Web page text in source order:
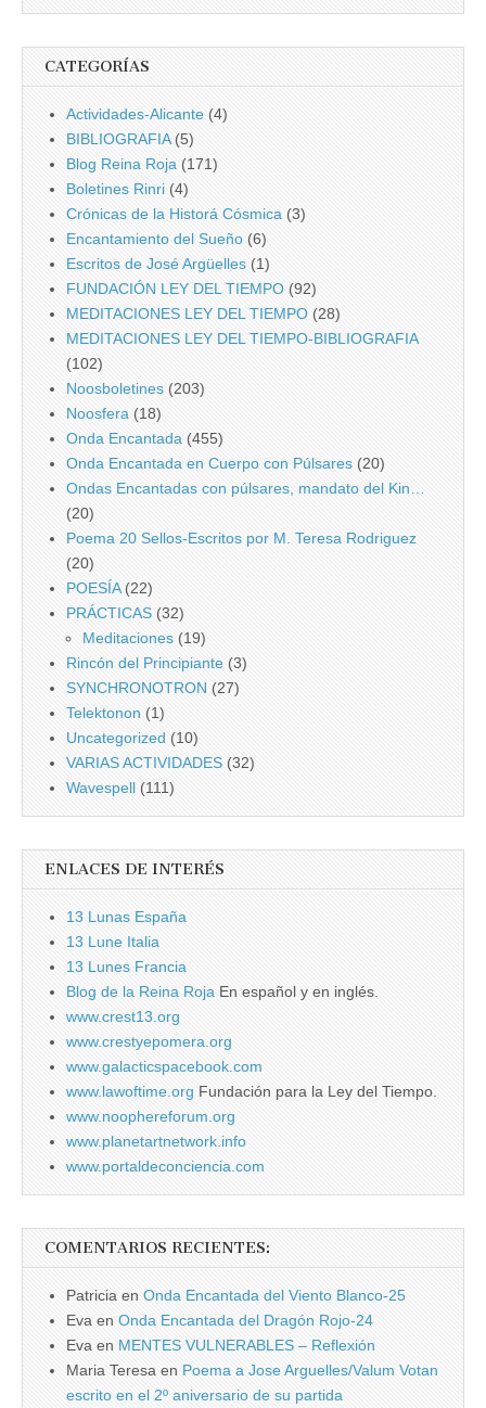
CATEGORÍAS
Actividades-Alicante (4)
BIBLIOGRAFIA(5)
Blog Reina Roja (171)
Boletines Rinri (4)
Crónicas de la Historá Cósmica (3)
Encantamiento del Sueño (6)
Escritos de José Argüelles (1)
FUNDACIÓN LEY DEL TIEMPO (92)
MEDITACIONES LEY DEL TIEMPO (28)
MEDITACIONES LEY DEL TIEMPO-BIBLIOGRAFIA
(102)
Noosboletines (203)
Noosfera (18)
Onda Encantada (455)
Onda Encantada en Cuerpo con Púlsares (20)
Ondas Encantadas con púlsares, mandato del Kin…
(20)
Poema 20 Sellos-Escritos por M. Teresa Rodriguez
(20)
POESÍA(22)
PRÁCTICAS (32)
Meditaciones (19)
Rincón del Principiante (3)
SYNCHRONOTRON (27)
Telektonon (1)
Uncategorized (10)
VARIAS ACTIVIDADES (32)
Wavespell (111)
ENLACES DE INTERÉS
13 Lunas España
13 Lune Italia
13 Lunes Francia
Blog de la Reina Roja En español y en inglés.
www.crest13.org
www.crestyepomera.org
www.galacticspacebook.com
www.lawoftime.org Fundación para la Ley del Tiempo.
www.noophereforum.org
www.planetartnetwork.info
www.portaldeconciencia.com
COMENTARIOS RECIENTES:
Patricia en Onda Encantada del Viento Blanco-25
Eva en Onda Encantada del Dragón Rojo-24
Eva en MENTES VULNERABLES – Reflexión
Maria Teresa en Poema a Jose Arguelles/Valum Votan
escrito en el 2º aniversario de su partida